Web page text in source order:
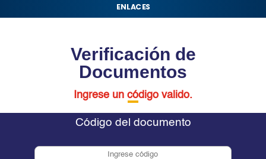
ENLACES
Verificación de
Documentos
Ingrese un código valido.
Código del documento